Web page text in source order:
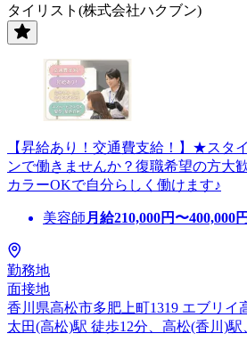
タイリスト(株式会社ハクブン)
【昇給あり！交通費支給！】★スタ
ンで働きませんか？復職希望の方大
カラーOKで自分らしく働けます♪
美容師 月給210,000円〜400,000円
勤務地
面接地
香川県高松市多肥上町1319 エブリイ
太田(高松)駅 徒歩12分、高松(香川)駅